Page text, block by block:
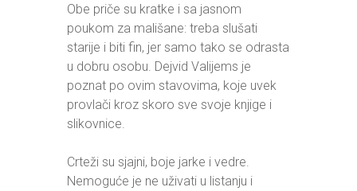
Obe priče su kratke i sa jasnom
poukom za mališane: treba slušati
starije i biti fin, jer samo tako se odrasta
u dobru osobu. Dejvid Valijems je
poznat po ovim stavovima, koje uvek
provlači kroz skoro sve svoje knjige i
slikovnice.
Crteži su sjajni, boje jarke i vedre.
Nemoguće je ne uživati u listanju i